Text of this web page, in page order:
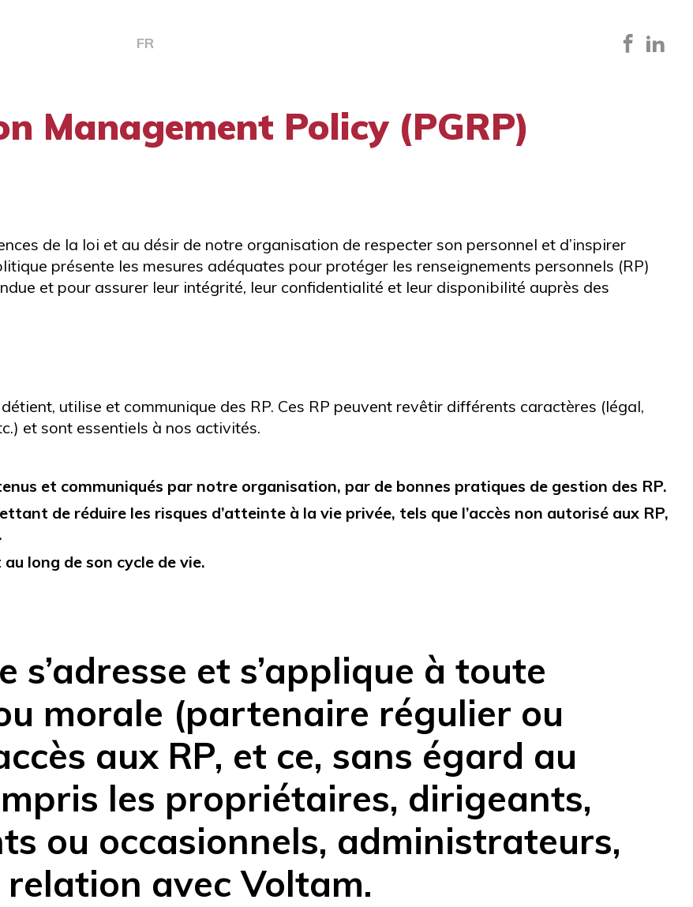
FR
Management Policy (PGRP)
de la loi et au désir de notre organisation de respecter son personnel et d’inspirer
présente les mesures adéquates pour protéger les renseignements personnels (RP)
et pour assurer leur intégrité, leur confidentialité et leur disponibilité auprès des
utilise et communique des RP. Ces RP peuvent revêtir différents caractères (légal,
et sont essentiels à nos activités.
et communiqués par notre organisation, par de bonnes pratiques de gestion des RP.
de réduire les risques d’atteinte à la vie privée, tels que l’accès non autorisé aux RP,
long de son cycle de vie.
et s’applique à toute
morale (partenaire régulier ou
aux RP, et ce, sans égard au
les propriétaires, dirigeants,
ou occasionnels, administrateurs,
avec Voltam.